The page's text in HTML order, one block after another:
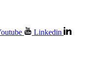
Linkedin